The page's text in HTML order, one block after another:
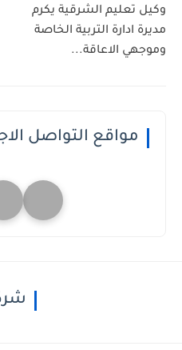
وكيل تعليم الشرقية يكرم
مديرة ادارة التربية الخاصة
وموجهي الاعاقة...
مواقع التواصل